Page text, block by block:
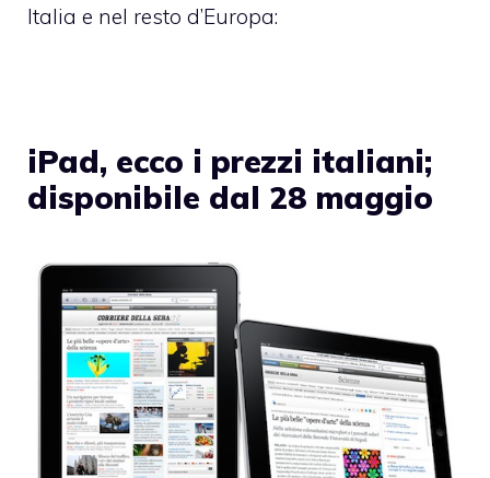
Italia e nel resto d’Europa:
iPad, ecco i prezzi italiani;
disponibile dal 28 maggio